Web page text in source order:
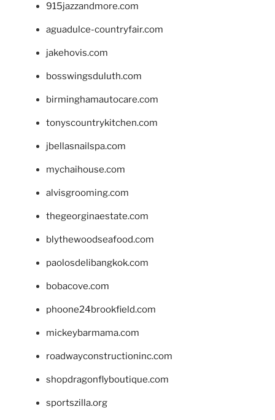
915jazzandmore.com
aguadulce-countryfair.com
jakehovis.com
bosswingsduluth.com
birminghamautocare.com
tonyscountrykitchen.com
jbellasnailspa.com
mychaihouse.com
alvisgrooming.com
thegeorginaestate.com
blythewoodseafood.com
paolosdelibangkok.com
bobacove.com
phoone24brookfield.com
mickeybarmama.com
roadwayconstructioninc.com
shopdragonflyboutique.com
sportszilla.org